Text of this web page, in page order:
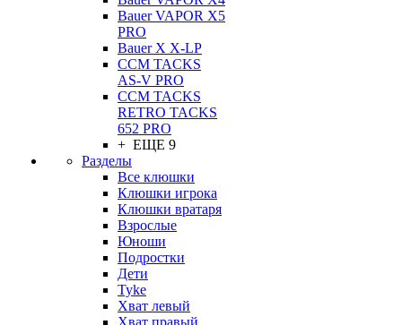
Bauer VAPOR X5
PRO
Bauer X X-LP
CCM TACKS
AS-V PRO
CCM TACKS
RETRO TACKS
652 PRO
+ ЕЩЕ 9
Разделы
Все клюшки
Клюшки игрока
Клюшки вратаря
Взрослые
Юноши
Подростки
Дети
Tyke
Хват левый
Хват правый